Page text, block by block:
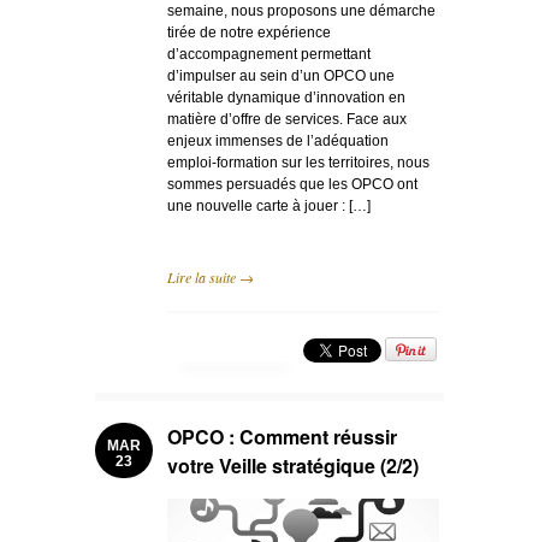
semaine, nous proposons une démarche
tirée de notre expérience
d’accompagnement permettant
d’impulser au sein d’un OPCO une
véritable dynamique d’innovation en
matière d’offre de services. Face aux
enjeux immenses de l’adéquation
emploi-formation sur les territoires, nous
sommes persuadés que les OPCO ont
une nouvelle carte à jouer : […]
Lire la suite →
MAR
23
OPCO : Comment réussir
votre Veille stratégique (2/2)